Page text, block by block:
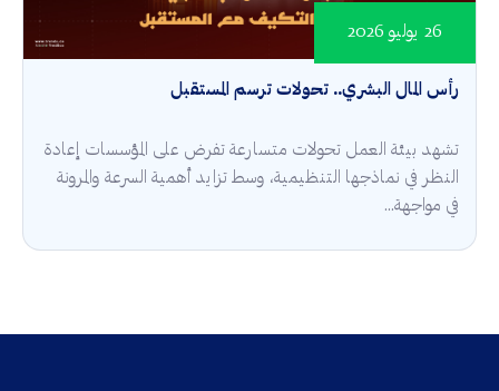
رأس المال البشري.. تحولات ترسم المستقبل
26 يوليو 2026
تشهد بيئة العمل تحولات متسارعة تفرض على المؤسسات إعادة
النظر في نماذجها التنظيمية، وسط تزايد أهمية السرعة والمرونة
في مواجهة...